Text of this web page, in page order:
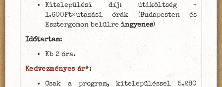
Kitelepülési díj: útiköltség +
1.600Ft×utazási órák (Budapesten és
Esztergomon belülre ingyenes)
Időtartam:
Kb 2 óra.
Kedvezményes ár*:
Csak a program, kitelepüléssel 5.280